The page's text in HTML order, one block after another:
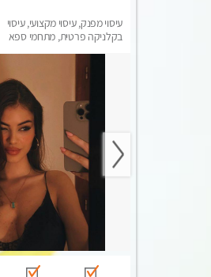
עיסוי מפנק, עיסוי מקצועי, עיסוי
בקלניקה פרטית, מתחמי ספא